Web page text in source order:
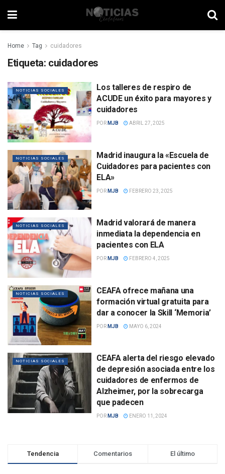
Home Tag cuidadores
Etiqueta: cuidadores
NOTICIAS SOCIALES
Los talleres de respiro de
ACUDE un éxito para mayores y
cuidadores
POR MJB ABRIL 27, 2025
NOTICIAS SOCIALES
Madrid inaugura la «Escuela de
Cuidadores para pacientes con
ELA»
POR MJB FEBRERO 23, 2025
NOTICIAS SOCIALES
Madrid valorará de manera
inmediata la dependencia en
pacientes con ELA
POR MJB FEBRERO 4, 2025
NOTICIAS SOCIALES
CEAFA ofrece mañana una
formación virtual gratuita para
dar a conocer la Skill ‘Memoria’
POR MJB MAYO 6, 2024
NOTICIAS SOCIALES
CEAFA alerta del riesgo elevado
de depresión asociada entre los
cuidadores de enfermos de
Alzheimer, por la sobrecarga
que padecen
POR MJB ENERO 11, 2024
Tendencia Comentarios El último